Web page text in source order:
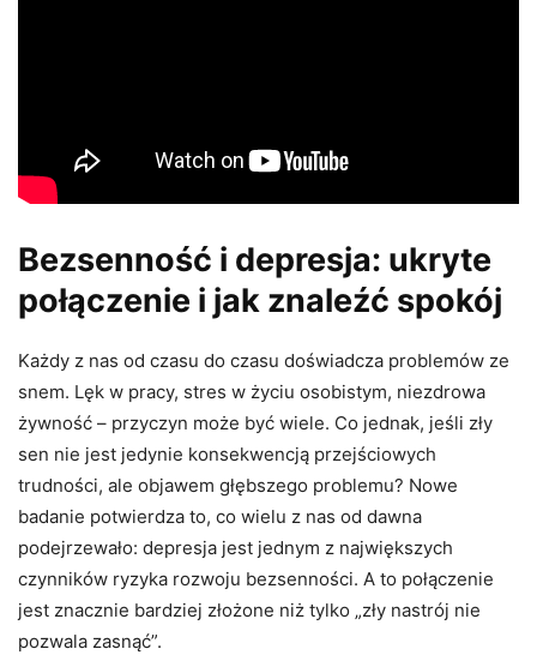
Bezsenność i depresja: ukryte
połączenie i jak znaleźć spokój
Każdy z nas od czasu do czasu doświadcza problemów ze
snem. Lęk w pracy, stres w życiu osobistym, niezdrowa
żywność – przyczyn może być wiele. Co jednak, jeśli zły
sen nie jest jedynie konsekwencją przejściowych
trudności, ale objawem głębszego problemu? Nowe
badanie potwierdza to, co wielu z nas od dawna
podejrzewało: depresja jest jednym z największych
czynników ryzyka rozwoju bezsenności. A to połączenie
jest znacznie bardziej złożone niż tylko „zły nastrój nie
pozwala zasnąć”.